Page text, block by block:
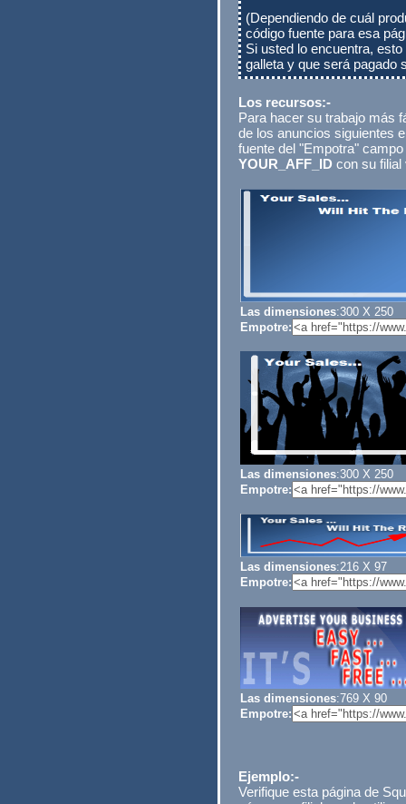
(Dependiendo de cuál
código fuente para esa
Si usted lo encuentra,
galleta y que será pagado
Los recursos:-
Para hacer su trabajo más
de los anuncios siguientes
fuente del "Empotra"
YOUR_AFF_ID con su filial
Las dimensiones:300 X 250
Empotre:
Las dimensiones:300 X 250
Empotre:
Las dimensiones:216 X 97
Empotre:
Las dimensiones:769 X 90
Empotre:
Ejemplo:-
Verifique esta página de